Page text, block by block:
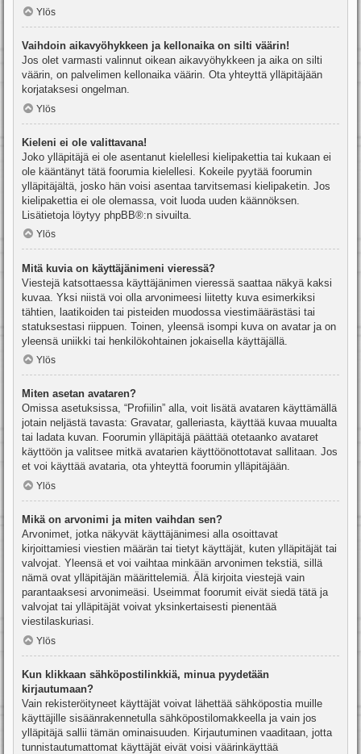
Ylös
Vaihdoin aikavyöhykkeen ja kellonaika on silti väärin!
Jos olet varmasti valinnut oikean aikavyöhykkeen ja aika on silti
väärin, on palvelimen kellonaika väärin. Ota yhteyttä ylläpitäjään
korjataksesi ongelman.
Ylös
Kieleni ei ole valittavana!
Joko ylläpitäjä ei ole asentanut kielellesi kielipakettia tai kukaan ei
ole kääntänyt tätä foorumia kielellesi. Kokeile pyytää foorumin
ylläpitäjältä, josko hän voisi asentaa tarvitsemasi kielipaketin. Jos
kielipakettia ei ole olemassa, voit luoda uuden käännöksen.
Lisätietoja löytyy phpBB®:n sivuilta.
Ylös
Mitä kuvia on käyttäjänimeni vieressä?
Viestejä katsottaessa käyttäjänimen vieressä saattaa näkyä kaksi
kuvaa. Yksi niistä voi olla arvonimeesi liitetty kuva esimerkiksi
tähtien, laatikoiden tai pisteiden muodossa viestimäärästäsi tai
statuksestasi riippuen. Toinen, yleensä isompi kuva on avatar ja on
yleensä uniikki tai henkilökohtainen jokaisella käyttäjällä.
Ylös
Miten asetan avataren?
Omissa asetuksissa, “Profiilin” alla, voit lisätä avataren käyttämällä
jotain neljästä tavasta: Gravatar, galleriasta, käyttää kuvaa muualta
tai ladata kuvan. Foorumin ylläpitäjä päättää otetaanko avataret
käyttöön ja valitsee mitkä avatarien käyttöönottotavat sallitaan. Jos
et voi käyttää avataria, ota yhteyttä foorumin ylläpitäjään.
Ylös
Mikä on arvonimi ja miten vaihdan sen?
Arvonimet, jotka näkyvät käyttäjänimesi alla osoittavat
kirjoittamiesi viestien määrän tai tietyt käyttäjät, kuten ylläpitäjät tai
valvojat. Yleensä et voi vaihtaa minkään arvonimen tekstiä, sillä
nämä ovat ylläpitäjän määrittelemiä. Älä kirjoita viestejä vain
parantaaksesi arvonimeäsi. Useimmat foorumit eivät siedä tätä ja
valvojat tai ylläpitäjät voivat yksinkertaisesti pienentää
viestilaskuriasi.
Ylös
Kun klikkaan sähköpostilinkkiä, minua pyydetään
kirjautumaan?
Vain rekisteröityneet käyttäjät voivat lähettää sähköpostia muille
käyttäjille sisäänrakennetulla sähköpostilomakkeella ja vain jos
ylläpitäjä sallii tämän ominaisuuden. Kirjautuminen vaaditaan, jotta
tunnistautumattomat käyttäjät eivät voisi väärinkäyttää